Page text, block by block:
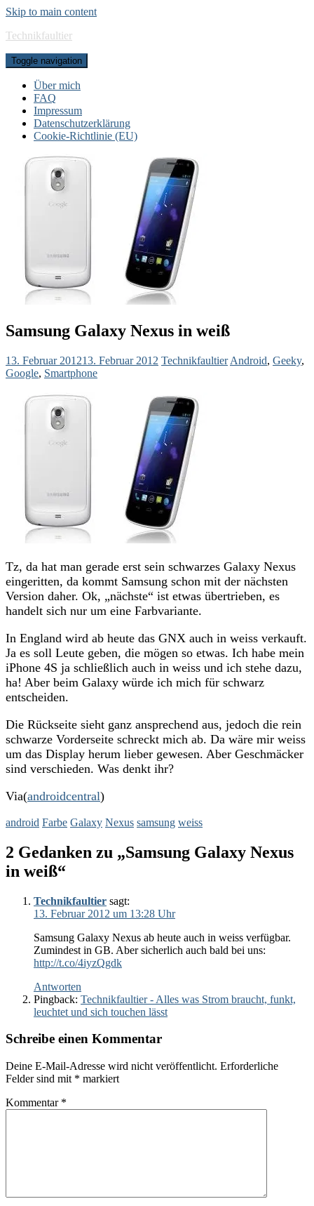
Skip to main content
Technikfaultier
Toggle navigation
Über mich
FAQ
Impressum
Datenschutzerklärung
Cookie-Richtlinie (EU)
Samsung Galaxy Nexus in weiß
13. Februar 201213. Februar 2012 Technikfaultier Android, Geeky,
Google, Smartphone
Tz, da hat man gerade erst sein schwarzes Galaxy Nexus
eingeritten, da kommt Samsung schon mit der nächsten
Version daher. Ok, „nächste“ ist etwas übertrieben, es
handelt sich nur um eine Farbvariante.
In England wird ab heute das GNX auch in weiss verkauft.
Ja es soll Leute geben, die mögen so etwas. Ich habe mein
iPhone 4S ja schließlich auch in weiss und ich stehe dazu,
ha! Aber beim Galaxy würde ich mich für schwarz
entscheiden.
Die Rückseite sieht ganz ansprechend aus, jedoch die rein
schwarze Vorderseite schreckt mich ab. Da wäre mir weiss
um das Display herum lieber gewesen. Aber Geschmäcker
sind verschieden. Was denkt ihr?
Via(androidcentral)
android Farbe Galaxy Nexus samsung weiss
2 Gedanken zu „Samsung Galaxy Nexus
in weiß“
Technikfaultier sagt:
13. Februar 2012 um 13:28 Uhr
Samsung Galaxy Nexus ab heute auch in weiss verfügbar.
Zumindest in GB. Aber sicherlich auch bald bei uns:
http://t.co/4iyzQgdk
Antworten
Pingback: Technikfaultier - Alles was Strom braucht, funkt,
leuchtet und sich touchen lässt
Schreibe einen Kommentar
Deine E-Mail-Adresse wird nicht veröffentlicht. Erforderliche
Felder sind mit * markiert
Kommentar *